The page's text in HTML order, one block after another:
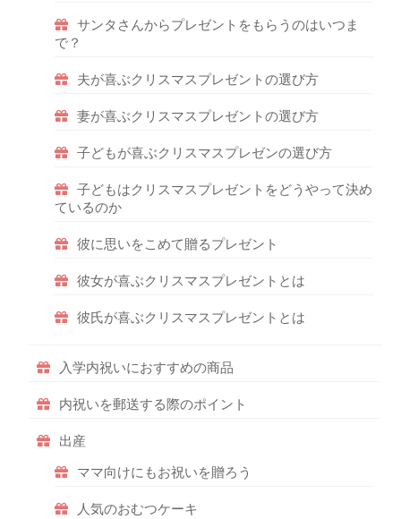
サンタさんからプレゼントをもらうのはいつま
で？
夫が喜ぶクリスマスプレゼントの選び方
妻が喜ぶクリスマスプレゼントの選び方
子どもが喜ぶクリスマスプレゼンの選び方
子どもはクリスマスプレゼントをどうやって決め
ているのか
彼に思いをこめて贈るプレゼント
彼女が喜ぶクリスマスプレゼントとは
彼氏が喜ぶクリスマスプレゼントとは
入学内祝いにおすすめの商品
内祝いを郵送する際のポイント
出産
ママ向けにもお祝いを贈ろう
人気のおむつケーキ